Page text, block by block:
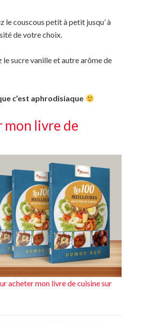
le couscous petit à petit jusqu’ à
de votre choix.
le sucre vanille et autre arôme de
c’est aphrodisiaque
mon livre de
acheter mon livre de cuisine sur